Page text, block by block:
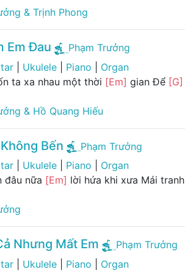
& Trịnh Phong
Em Đau
Phạm Trưởng
| Ukulele| Piano
Organ
ta xa nhau một thời [Em] gian Để [G]
& Hồ Quang Hiếu
Bến
Phạm Trưởng
| Ukulele| Piano
Organ
đâu nữa [Em] lời hứa khi xưa Mái tranh
Nhưng Mất Em
Phạm Trưởng
| Ukulele| Piano
Organ